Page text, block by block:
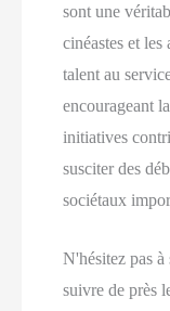
sont une
cinéastes et
talent au
encourageant
initiatives
susciter des
sociétaux
N'hésitez pas
suivre de près